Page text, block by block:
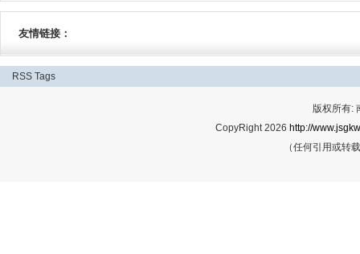
友情链接：
RSS Tags
版权所有:
CopyRight 2026 http://
（任何引用或转